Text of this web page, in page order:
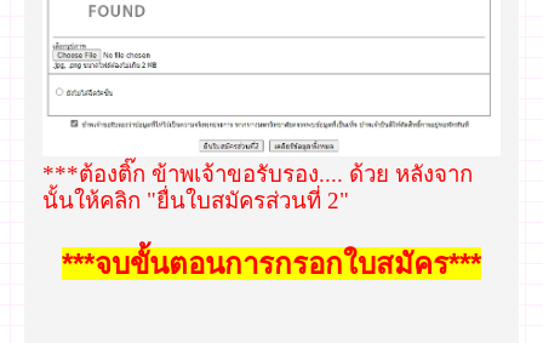
***ต้องติ๊ก ข้าพเจ้าขอรับรอง.... ด้วย หลังจาก
นั้นให้คลิก "ยื่นใบสมัครส่วนที่ 2"
***จบขั้นตอนการกรอกใบสมัคร***